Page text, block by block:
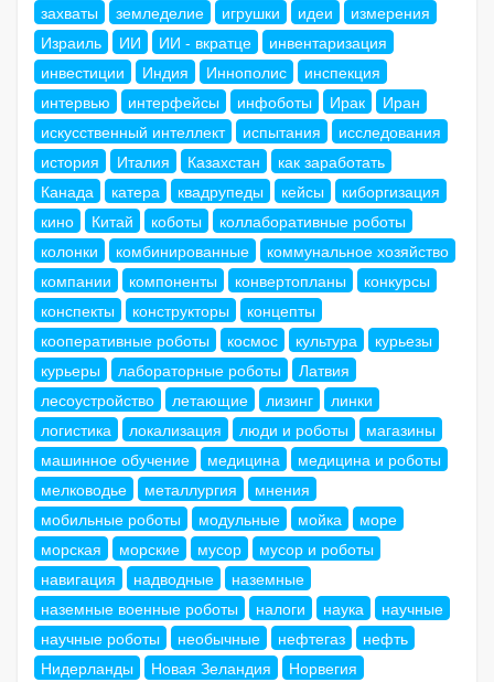
захваты
земледелие игрушки идеи
измерения
Израиль
ИИ ИИ - вкратце
инвентаризация
инвестиции
Индия Иннополис
инспекция
интервью
интерфейсы инфоботы Ирак
Иран
искусственный интеллект
испытания
исследования
история
Италия Казахстан
как заработать
Канада
катера квадрупеды кейсы
киборгизация
кино
Китай коботы
коллаборативные роботы
колонки
комбинированные
коммунальное хозяйство
компании
компоненты конвертопланы
конкурсы
конспекты
конструкторы
концепты
кооперативные роботы
космос культура
курьезы
курьеры
лабораторные роботы
Латвия
лесоустройство
летающие лизинг
линки
логистика
локализация люди и роботы
магазины
машинное обучение
медицина
медицина и роботы
мелководье
металлургия
мнения
мобильные роботы
модульные мойка
море
морская
морские мусор
мусор и роботы
навигация
надводные
наземные
наземные военные роботы
налоги наука
научные
научные роботы
необычные нефтегаз
нефть
Нидерланды
Новая Зеландия
Норвегия